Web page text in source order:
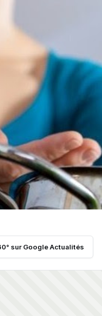
sur Google Actualités